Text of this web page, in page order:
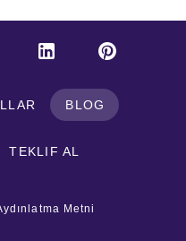
BLOG
TEKLIF AL
Metni